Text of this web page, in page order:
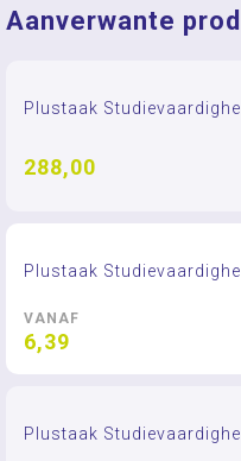
Aanverwante
Plustaak
288,00
Plustaak
VANAF
6,39
Plustaak